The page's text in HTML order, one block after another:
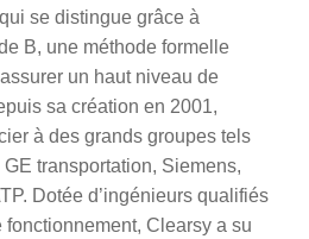
se distingue grâce à
B, une méthode formelle
un haut niveau de
sa création en 2001,
à des grands groupes tels
transportation, Siemens,
Dotée d’ingénieurs qualifiés
Clearsy a su